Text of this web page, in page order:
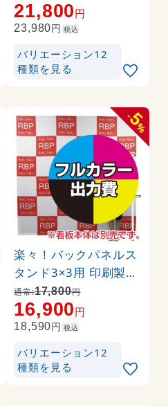
ット(2枚つなぎ) 正面
のみ 本体同時購入用 (
21,800円
23,980円 税込
バリエーション12
種類を見る
-
5
%
楽々！バックパネルス
タンド3×3用 印刷製作
代 (※本体別売) トロマ
ット(2枚つなぎ) 正面
のみ 本体同時購入用 (
通常:17,800円
16,900円
18,590円 税込
バリエーション12
種類を見る